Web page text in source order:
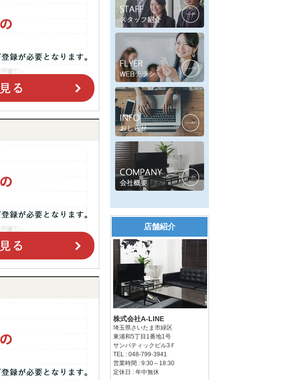
店舗紹介
株式会社A-LINE
埼玉県さいたま市緑区
東浦和5丁目1番地1号
サンパティックビル3Ｆ
TEL : 048-799-3941
営業時間 : 9:30～18:30
定休日 : 年中無休